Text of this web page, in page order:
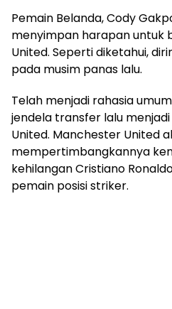
Pemain Belanda, Cody
menyimpan harapan untuk
United. Seperti diketahui,
pada musim panas lalu.
Telah menjadi rahasia
jendela transfer lalu
United. Manchester United
mempertimbangkannya
kehilangan Cristiano
pemain posisi striker.